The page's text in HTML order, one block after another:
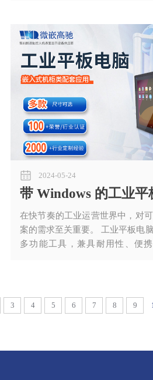
2024-05-24
在快节奏的工业运营世界中，对
案的需求至关重要。 工业平板电
多功能工具，兼具耐用性、便
3 4 5 6 7 8 9